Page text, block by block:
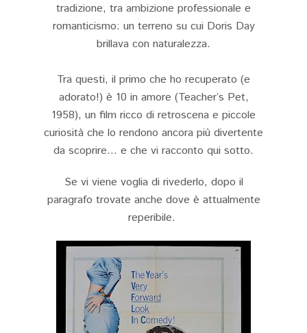
tradizione, tra ambizione professionale e
romanticismo: un terreno su cui Doris Day
brillava con naturalezza.
Tra questi, il primo che ho recuperato (e
adorato!) è 10 in amore (Teacher’s Pet,
1958), un film ricco di retroscena e piccole
curiosità che lo rendono ancora più divertente
da scoprire… e che vi racconto qui sotto.
Se vi viene voglia di rivederlo, dopo il
paragrafo trovate anche dove è attualmente
reperibile.